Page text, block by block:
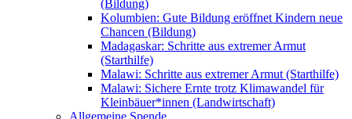
(Bildung)
Kolumbien: Gute Bildung eröffnet Kindern neue
Chancen (Bildung)
Madagaskar: Schritte aus extremer Armut
(Starthilfe)
Malawi: Schritte aus extremer Armut (Starthilfe)
Malawi: Sichere Ernte trotz Klimawandel für
Kleinbäuer*innen (Landwirtschaft)
Allgemeine Spende